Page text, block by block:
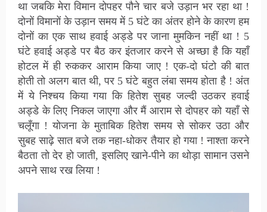
था जबकि मेरा विमान दोपहर पौने चार बजे उड़ान भर रहा था !
दोनों विमानों के उड़ान समय में 5 घंटे का अंतर होने के कारण हम
दोनों का एक साथ हवाई अड्डे पर जाना मुमकिन नहीं था ! 5
घंटे हवाई अड्डे पर बैठ कर इंतजार करने से अच्छा है कि यहाँ
होटल में ही रुककर आराम किया जाए ! एक-दो घंटो की बात
होती तो अलग बात थी, पर 5 घंटे बहुत लंबा समय होता है ! अंत
में ये निश्चय किया गया कि हितेश सुबह जल्दी उठकर हवाई
अड्डे के लिए निकल जाएगा और मैं आराम से दोपहर को यहाँ से
चलूँगा ! योजना के मुताबिक हितेश समय से सोकर उठा और
सुबह साढ़े सात बजे तक नहा-धोकर तैयार हो गया ! नाश्ता करने
बैठता तो देर हो जाती, इसलिए खाने-पीने का थोड़ा सामान उसने
अपने साथ रख लिया !